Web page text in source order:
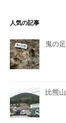
人気の記事
鬼の
比熊